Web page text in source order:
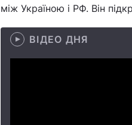
між Україною і РФ. Він
ВІДЕО ДНЯ